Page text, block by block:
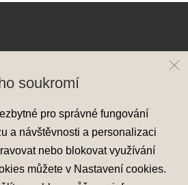
soukromí
pro správné fungování
a návštěvnosti a personalizaci
nebo blokovat využívání
můžete v Nastavení cookies.